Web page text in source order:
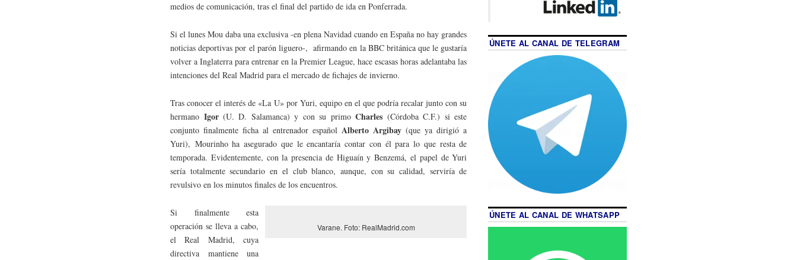
medios de comunicación, tras el final del partido de ida en Ponferrada.
Si el lunes Mou daba una exclusiva -en plena Navidad cuando en España no hay grandes
noticias deportivas por el parón liguero-, afirmando en la BBC británica que le gustaría
volver a Inglaterra para entrenar en la Premier League, hace escasas horas adelantaba las
intenciones del Real Madrid para el mercado de fichajes de invierno.
Tras conocer el interés de «La U» por Yuri, equipo en el que podría recalar junto con su
hermano Igor(U. D. Salamanca) y con su primoCharles (Córdoba C.F.) si este
conjunto finalmente ficha al entrenador español Alberto Argibay (que ya dirigió a
Yuri), Mourinho ha asegurado que le encantaría contar con él para lo que resta de
temporada. Evidentemente, con la presencia de Higuaín y Benzemá, el papel de Yuri
sería totalmente secundario en el club blanco, aunque, con su calidad, serviría de
revulsivo en los minutos finales de los encuentros.
Varane. Foto: RealMadrid.com
Si finalmente esta
operación se lleva a cabo,
el Real Madrid, cuya
directiva mantiene una
ÚNETE AL CANAL DE TELEGRAM
ÚNETE AL CANAL DE WHATSAPP